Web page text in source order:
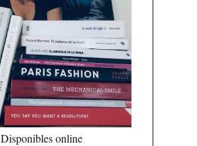
Disponibles online